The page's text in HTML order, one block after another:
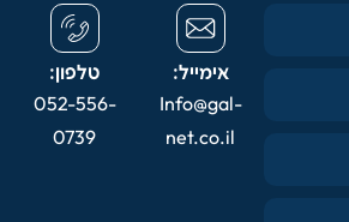
אימייל:
Info@gal-
net.co.il
טלפון:
052-556-
0739